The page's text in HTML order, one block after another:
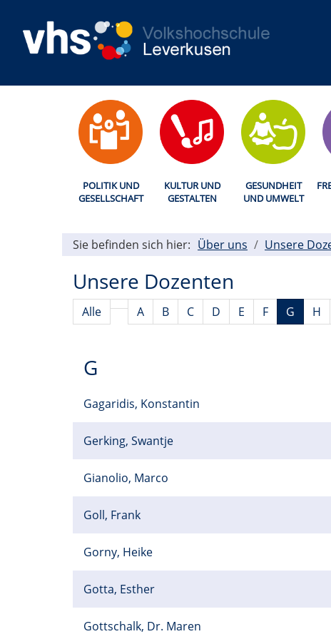
POLITIK UND
GESELLSCHAFT
KULTUR UND
GESTALTEN
GESUNDHEIT
UND UMWELT
Sie befinden sich hier: Über uns Unsere
Unsere Dozenten
Alle A B C D E F G H
G
Gagaridis, Konstantin
Gerking, Swantje
Gianolio, Marco
Goll, Frank
Gorny, Heike
Gotta, Esther
Gottschalk, Dr. Maren